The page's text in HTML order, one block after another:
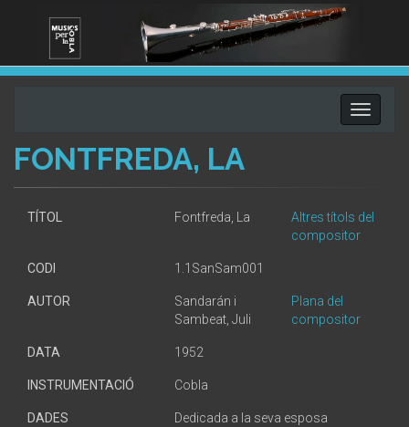
Toggle
FONTFREDA, LA
TÍTOL Fontfreda, La
Altres títols del
compositor
CODI 1.1SanSam001
AUTOR
Sandarán i
Sambeat, Juli
Plana del
compositor
DATA 1952
INSTRUMENTACIÓ Cobla
DADES
Dedicada a la seva esposa